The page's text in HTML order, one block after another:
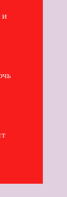
и